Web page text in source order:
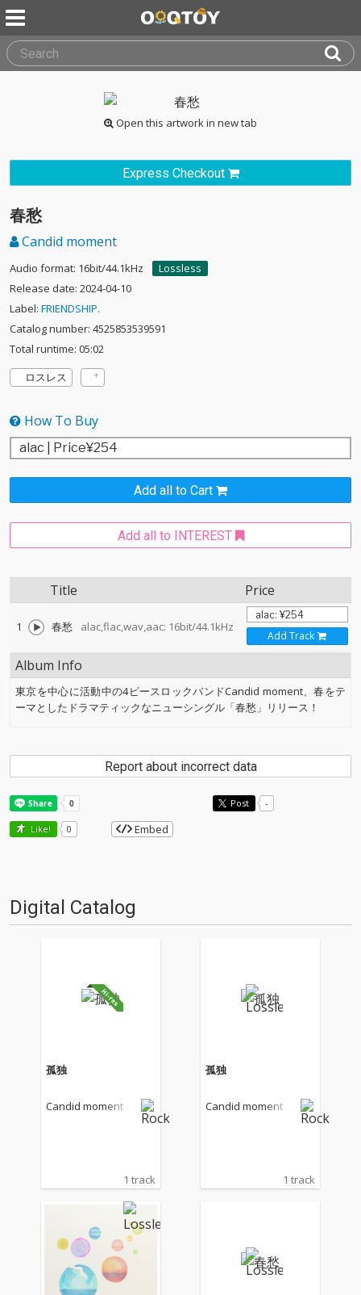
Open this artwork in new tab
Express Checkout
春愁
Candid moment
Audio format: 16bit/44.1kHz
Lossless
Release date: 2024-04-10
Label: FRIENDSHIP.
Catalog number: 4525853539591
Total runtime: 05:02
ロスレス
How To Buy
Add all to Cart
Add all to INTEREST
Title Price
1 春愁 alac,flac,wav,aac: 16bit/44.1kHz
Add Track
Album Info
東京を中心に活動中の4ピースロックバンドCandid moment、春をテ
ーマとしたドラマティックなニューシングル「春愁」リリース！
Report about incorrect data
Post -
Like! 0 Embed
Digital Catalog
孤独
Candid moment
1 track
孤独
Candid moment
1 track